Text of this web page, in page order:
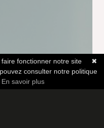
✖
fonctionner notre site
consulter notre politique
En savoir plus